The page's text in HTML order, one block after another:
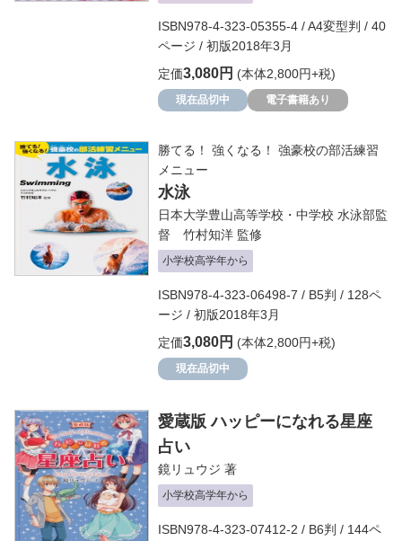
ISBN978-4-323-05355-4 / A4変型判 / 40
ページ / 初版2018年3月
定価3,080円 (本体2,800円+税)
現在品切中 電子書籍あり
勝てる！ 強くなる！ 強豪校の部活練習
メニュー
水泳
日本大学豊山高等学校・中学校 水泳部監
督 竹村知洋 監修
小学校高学年から
ISBN978-4-323-06498-7 / B5判 / 128ペ
ージ / 初版2018年3月
定価3,080円 (本体2,800円+税)
現在品切中
愛蔵版 ハッピーになれる星座
占い
鏡リュウジ 著
小学校高学年から
ISBN978-4-323-07412-2 / B6判 / 144ペ